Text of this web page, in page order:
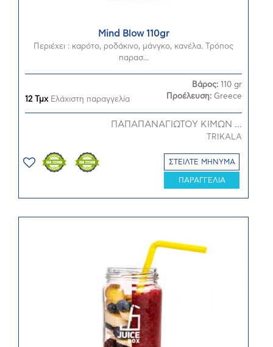
Mind Blow 110gr
Περιέχει : καρότο, ροδάκινο, μάνγκο, κανέλα. Τρόπος
παρασ...
12 ΤμχΕλάχιστη παραγγελία
Βάρος: 110 gr
Προέλευση: Greece
ΠΑΠΑΠΑΝΑΓΙΩΤΟΥ ΚΙΜΩΝ ...
TRIKALA
ΣΤΕΙΛΤΕ ΜΗΝΥΜΑ
ΠΑΡΑΓΓΕΛΙΑ